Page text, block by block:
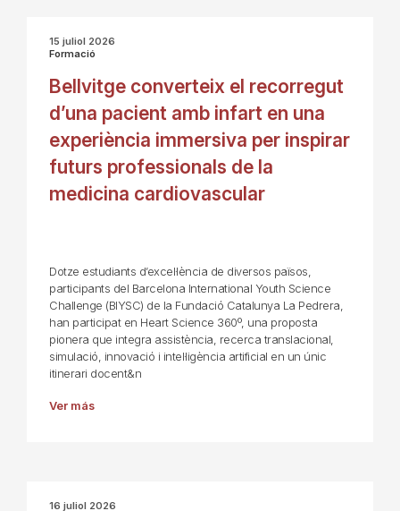
15 juliol 2026
Formació
Bellvitge converteix el recorregut
d’una pacient amb infart en una
experiència immersiva per inspirar
futurs professionals de la
medicina cardiovascular
Dotze estudiants d’excel·lència de diversos països,
participants del Barcelona International Youth Science
Challenge (BIYSC) de la Fundació Catalunya La Pedrera,
han participat en Heart Science 360º, una proposta
pionera que integra assistència, recerca translacional,
simulació, innovació i intel·ligència artificial en un únic
itinerari docent&n
Ver más
16 juliol 2026